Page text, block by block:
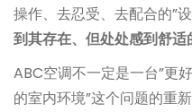
操作、去忍受、去配合的”
到其存在、但处处感到舒适
ABC空调不一定是一台”更
的室内环境”这个问题的重